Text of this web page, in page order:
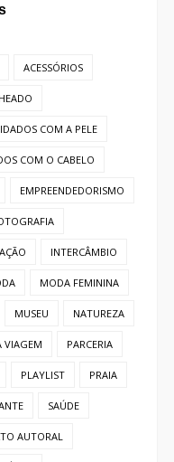
ACESSÓRIOS
COM A PELE
COM O CABELO
EMPREENDEDORISMO
INTERCÂMBIO
MODA FEMININA
MUSEU NATUREZA
VIAGEM PARCERIA
PLAYLIST PRAIA
SAÚDE
AUTORAL